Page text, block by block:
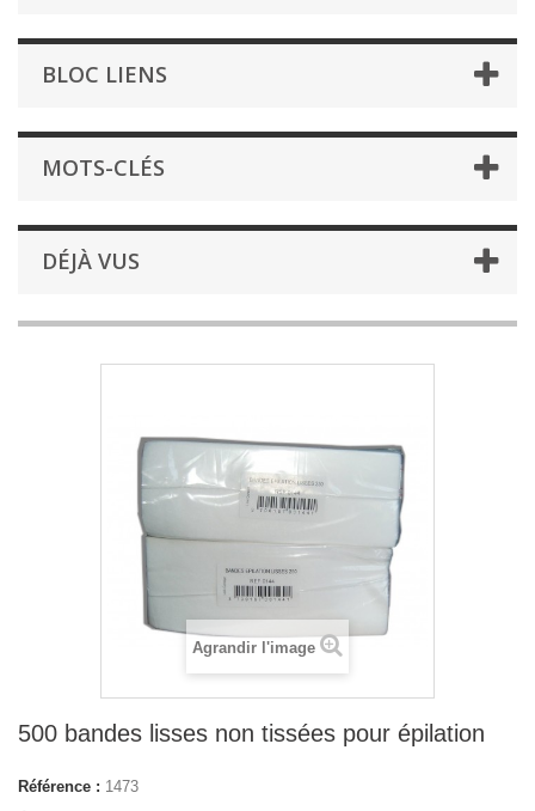
BLOC LIENS
MOTS-CLÉS
DÉJÀ VUS
Agrandir l'image
500 bandes lisses non tissées pour épilation
Référence : 1473